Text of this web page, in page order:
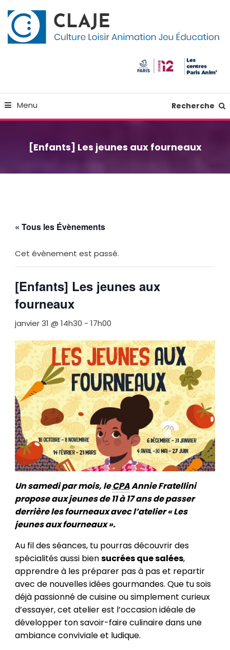
To
Content
Menu Recherche
[Enfants] Les jeunes aux fourneaux
« Tous les Évènements
Cet évènement est passé.
[Enfants] Les jeunes aux
fourneaux
janvier 31 @ 14h30 - 17h00
Un samedi par mois, leCPAAnnie Fratellini
propose aux jeunes de 11 à 17 ans de passer
derrière les fourneaux avec l’atelier « Les
jeunes aux fourneaux ».
Au fil des séances, tu pourras découvrir des
spécialités aussi biensucrées que salées,
apprendre à les préparer pas à pas et repartir
avec de nouvelles idées gourmandes. Que tu sois
déjà passionné de cuisine ou simplement curieux
d’essayer, cet atelier est l’occasion idéale de
développer ton savoir-faire culinaire dans une
ambiance conviviale et ludique.